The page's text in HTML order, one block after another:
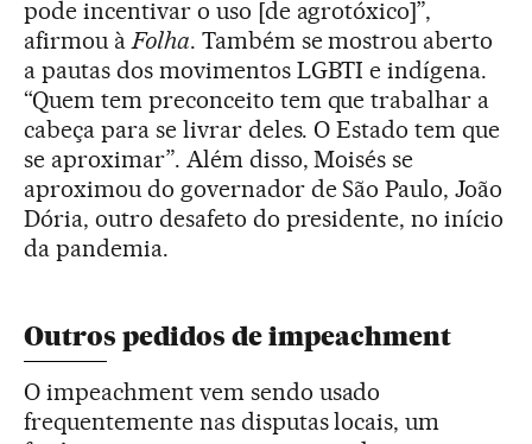
pode incentivar o uso [de agrotóxico]”,
afirmou àFolha. Também se mostrou aberto
a pautas dos movimentos LGBTI e indígena.
“Quem tem preconceito tem que trabalhar a
cabeça para se livrar deles. O Estado tem que
se aproximar”. Além disso, Moisés se
aproximou do governador de São Paulo, João
Dória, outro desafeto do presidente, no início
da pandemia.
Outros pedidos de impeachment
O impeachment vem sendo usado
frequentemente nas disputas locais, um